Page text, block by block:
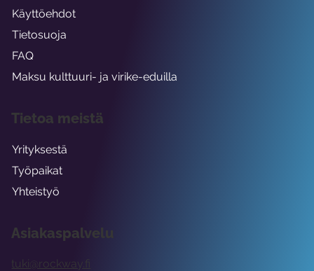
Asiakaspalvelu
tuki@rockway.fi
Käyttöehdot
Tietosuoja
FAQ
Maksu kulttuuri- ja virike-eduilla
Tietoa meistä
Yrityksestä
Työpaikat
Yhteistyö